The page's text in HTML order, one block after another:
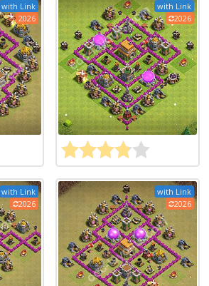
with Link
2026
with Link
2026
with Link
2026
with Link
2026